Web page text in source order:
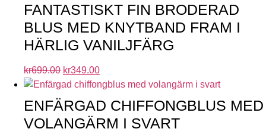
FANTASTISKT FIN BRODERAD
BLUS MED KNYTBAND FRAM I
HÄRLIG VANILJFÄRG
kr699.00 kr349.00
ENFÄRGAD CHIFFONGBLUS MED
VOLANGÄRM I SVART